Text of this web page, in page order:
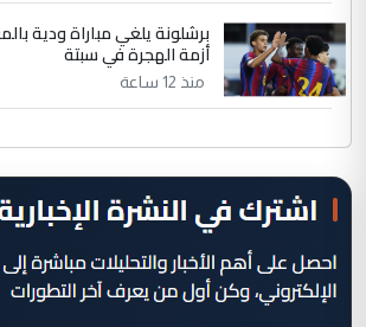
برشلونة يلغي مباراة ودية
أزمة الهجرة في سبتة
منذ 12 ساعة